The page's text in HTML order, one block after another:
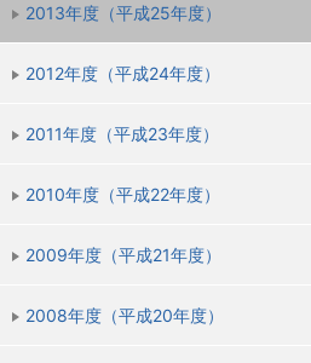
2013年度（平成25年度）
2012年度（平成24年度）
2011年度（平成23年度）
2010年度（平成22年度）
2009年度（平成21年度）
2008年度（平成20年度）